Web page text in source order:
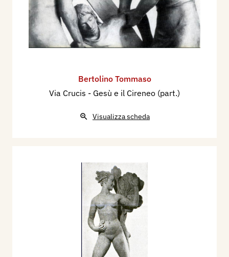
Bertolino Tommaso
Via Crucis - Gesù e il Cireneo (part.)
Visualizza scheda